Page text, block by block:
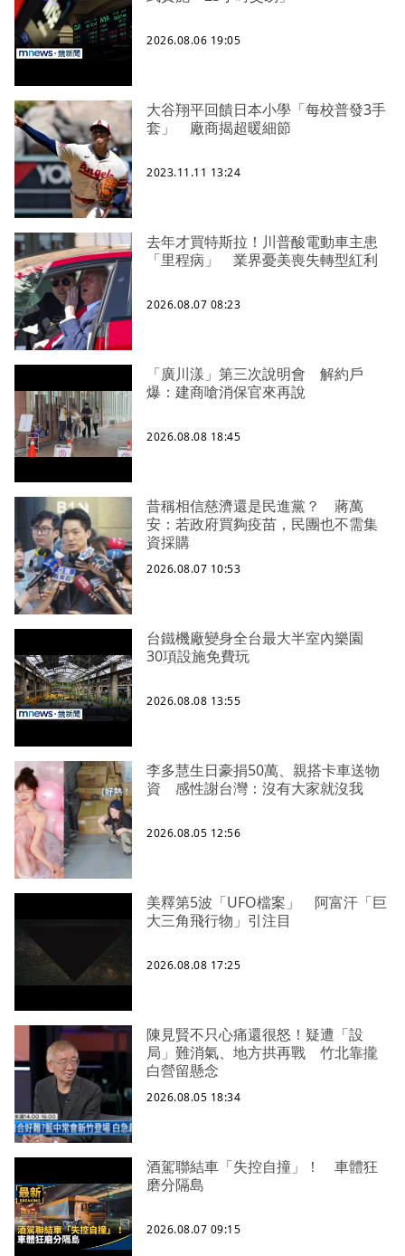
2026.08.06 19:05
大谷翔平回饋日本小學「每校普發3手
套」 廠商揭超暖細節
2023.11.11 13:24
去年才買特斯拉！川普酸電動車主患
「里程病」 業界憂美喪失轉型紅利
2026.08.07 08:23
「廣川漾」第三次說明會 解約戶
爆：建商嗆消保官來再說
2026.08.08 18:45
昔稱相信慈濟還是民進黨？ 蔣萬
安：若政府買夠疫苗，民團也不需集
資採購
2026.08.07 10:53
台鐵機廠變身全台最大半室內樂園
30項設施免費玩
2026.08.08 13:55
李多慧生日豪捐50萬、親搭卡車送物
資 感性謝台灣：沒有大家就沒我
2026.08.05 12:56
美釋第5波「UFO檔案」 阿富汗「巨
大三角飛行物」引注目
2026.08.08 17:25
陳見賢不只心痛還很怒！疑遭「設
局」難消氣、地方拱再戰 竹北靠攏
白營留懸念
2026.08.05 18:34
酒駕聯結車「失控自撞」！ 車體狂
磨分隔島
2026.08.07 09:15